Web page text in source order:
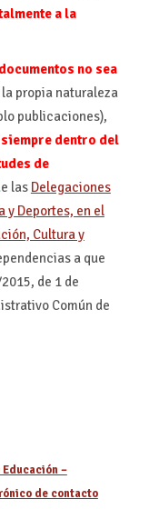
a la
no sea
propia naturaleza
publicaciones),
dentro del
de
las Delegaciones
y Deportes, en el
Cultura y
a que
de 1 de
Común de
–
de contacto